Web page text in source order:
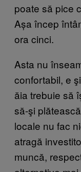
poate să pice
Așa încep
ora cinci.
Asta nu
confortabil, e
ăia trebuie să
să-şi
locale nu fac
atragă
muncă,